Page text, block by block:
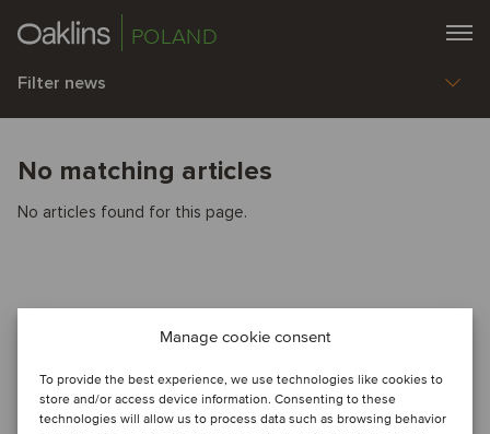
Manage cookie consent
To provide the best experience, we use technologies like cookies to
store and/or access device information. Consenting to these
technologies will allow us to process data such as browsing behavior
POLAND
Filter news
No matching articles
No articles found for this page.